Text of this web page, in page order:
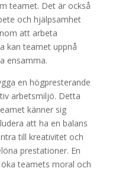
teamet. Det är också
och hjälpsamhet
att arbeta
kan teamet uppnå
ensamma.
en högpresterande
arbetsmiljö. Detta
känner sig
att ha en balans
till kreativitet och
prestationer. En
teamets moral och